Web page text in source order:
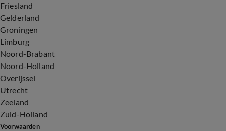
Friesland
Gelderland
Groningen
Limburg
Noord-Brabant
Noord-Holland
Overijssel
Utrecht
Zeeland
Zuid-Holland
Voorwaarden